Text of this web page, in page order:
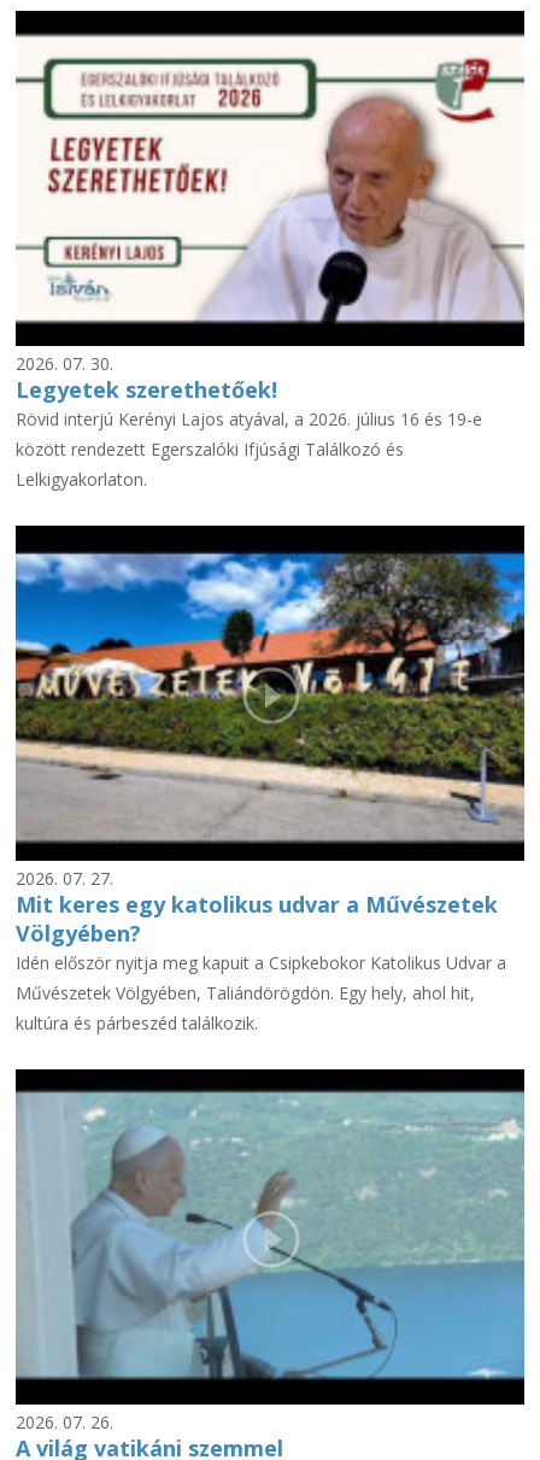
2026. 07. 30.
Legyetek szerethetőek!
Rövid interjú Kerényi Lajos atyával, a 2026. július 16 és 19-e
között rendezett Egerszalóki Ifjúsági Találkozó és
Lelkigyakorlaton.
2026. 07. 27.
Mit keres egy katolikus udvar a Művészetek
Völgyében?
Idén először nyitja meg kapuit a Csipkebokor Katolikus Udvar a
Művészetek Völgyében, Taliándörögdön. Egy hely, ahol hit,
kultúra és párbeszéd találkozik.
2026. 07. 26.
A világ vatikáni szemmel